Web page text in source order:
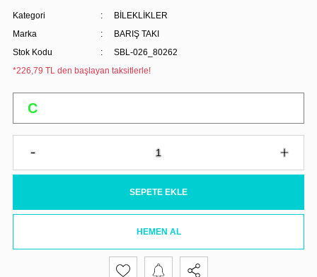
Kategori
BİLEKLİKLER
Marka
BARIŞ TAKI
Stok Kodu
SBL-026_80262
*226,79 TL den başlayan taksitlerle!
SEPETE EKLE
HEMEN AL